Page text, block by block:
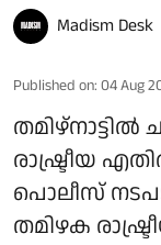
Madism Desk
Published on: 04 Aug
രാഷ്ട്രീയ
പൊലീസ്
തമിഴക